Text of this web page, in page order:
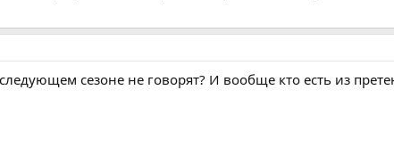
сезоне не говорят? И вообще кто есть из